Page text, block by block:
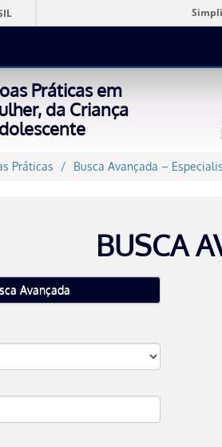
Práticas em
da Criança
Práticas Busca Avançada –
BUSCA
Avançada